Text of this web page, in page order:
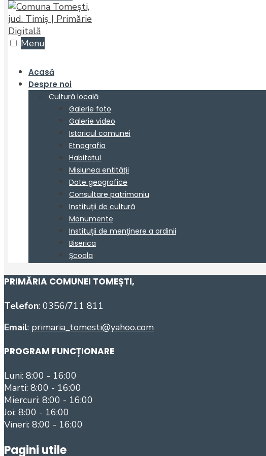
PRIMĂRIA COMUNEI TOMEȘTI,
Telefon: 0356/711 811
Email: primaria_tomesti@yahoo.com
PROGRAM FUNCȚIONARE
Luni: 8:00 - 16:00
Marti: 8:00 - 16:00
Miercuri: 8:00 - 16:00
Joi: 8:00 - 16:00
Vineri: 8:00 - 16:00
Pagini utile